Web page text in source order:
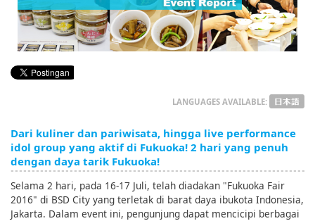
tiéng Viêt
Bahasa Indonesia
LANGUAGES AVAILABLE:
Dari kuliner dan pariwisata, hingga live performance
idol group yang aktif di Fukuoka! 2 hari yang penuh
dengan daya tarik Fukuoka!
Selama 2 hari, pada 16-17 Juli, telah diadakan "Fukuoka Fair
2016" di BSD City yang terletak di barat daya ibukota Indonesia,
Jakarta. Dalam event ini, pengunjung dapat mencicipi berbagai